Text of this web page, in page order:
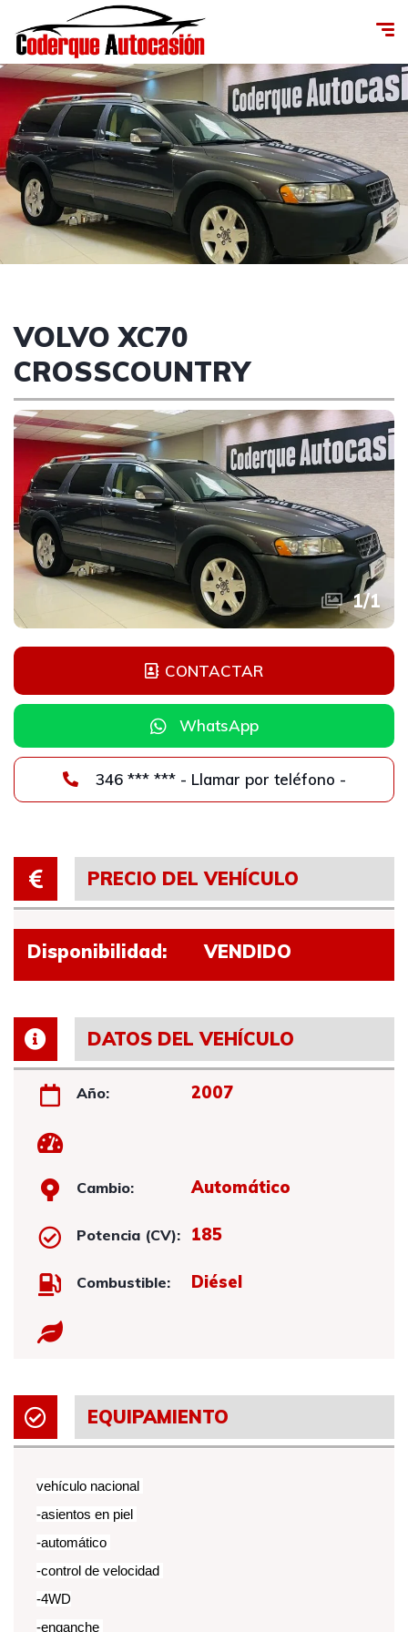
VOLVO XC70
CROSSCOUNTRY
1/1
CONTACTAR
WhatsApp
346 *** *** - Llamar por teléfono -
PRECIO DEL VEHÍCULO
Disponibilidad: VENDIDO
DATOS DEL VEHÍCULO
Año: 2007
Cambio: Automático
Potencia (CV): 185
Combustible: Diésel
EQUIPAMIENTO
vehículo nacional
-asientos en piel
-automático
-control de velocidad
-4WD
-enganche